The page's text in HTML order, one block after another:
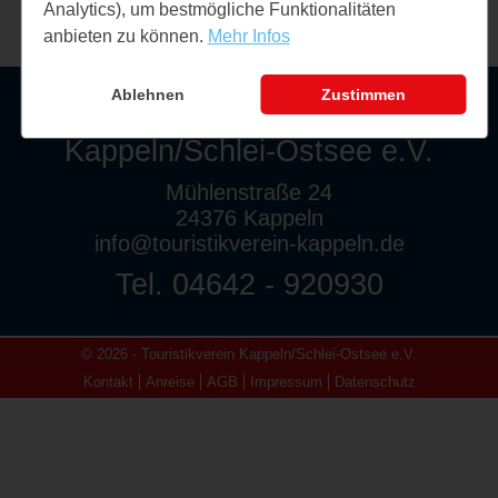
Touristikverein
Kappeln/Schlei-Ostsee e.V.
Mühlenstraße 24
24376 Kappeln
info@touristikverein-kappeln.de
Tel. 04642 - 920930
© 2026 - Touristikverein Kappeln/Schlei-Ostsee e.V.
Kontakt
Anreise AGB Impressum Datenschutz
Analytics), um bestmögliche Funktionalitäten
anbieten zu können. Mehr Infos
Ablehnen Zustimmen